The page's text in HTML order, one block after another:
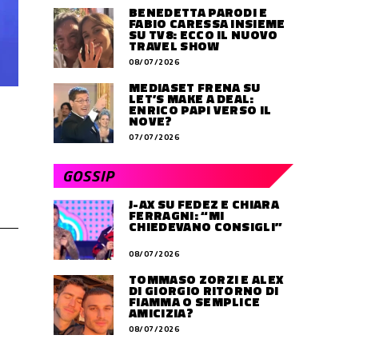
BENEDETTA PARODI E
FABIO CARESSA INSIEME
SU TV8: ECCO IL NUOVO
TRAVEL SHOW
08/07/2026
MEDIASET FRENA SU
LET’S MAKE A DEAL:
ENRICO PAPI VERSO IL
NOVE?
07/07/2026
GOSSIP
J-AX SU FEDEZ E CHIARA
FERRAGNI: “MI
CHIEDEVANO CONSIGLI”
08/07/2026
TOMMASO ZORZI E ALEX
DI GIORGIO RITORNO DI
FIAMMA O SEMPLICE
AMICIZIA?
08/07/2026